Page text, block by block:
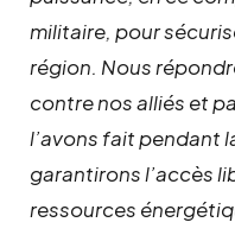
militaire, pour
région. Nous
contre nos alliés et
l’avons fait pendant
garantirons l’accès
ressources